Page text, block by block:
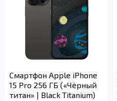
Смартфон Apple iPhone
15 Pro 256 ГБ («Чёрный
титан» | Black Titanium)